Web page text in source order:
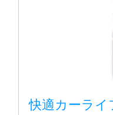
快適カーラ